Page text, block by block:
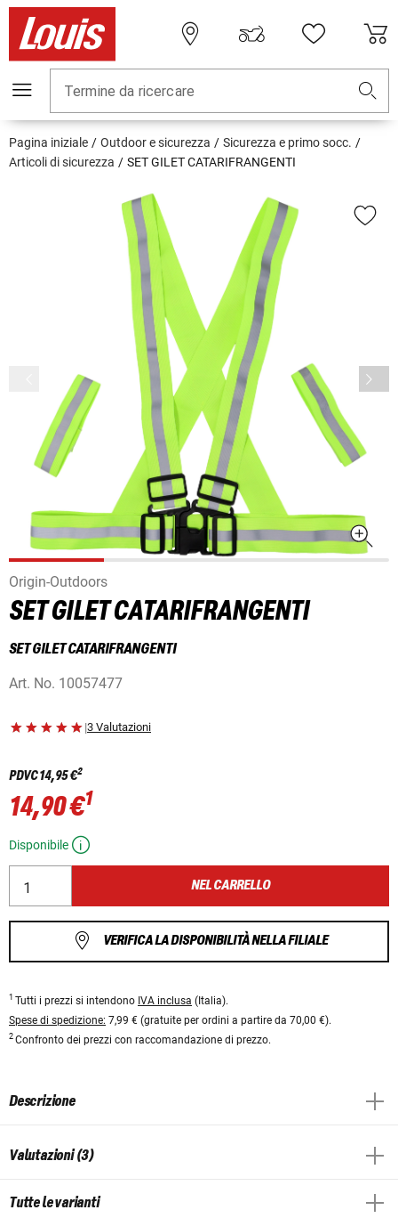
Termine da ricercare
Pagina iniziale Outdoor e sicurezza
Sicurezza e primo socc.
Articoli di sicurezza
SET GILET CATARIFRANGENTI
Origin-Outdoors
SET GILET CATARIFRANGENTI
SET GILET CATARIFRANGENTI
Art. No. 10057477
|3 Valutazioni
PDVC14,95 €2
14,90 €1
Disponibile
NEL CARRELLO
VERIFICA LA DISPONIBILITÀ NELLA FILIALE
1 Tutti i prezzi si intendono IVA inclusa (Italia).
Spese di spedizione: 7,99 € (gratuite per ordini a partire da 70,00 €).
2 Confronto dei prezzi con raccomandazione di prezzo.
Descrizione
Valutazioni (3)
Tutte le varianti